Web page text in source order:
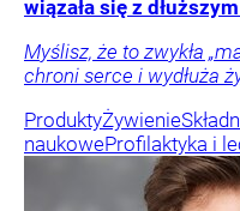
wiązała się z
Myślisz, że to zwykła
chroni serce i wydłuża
ProduktyŻywienie
naukoweProfilaktyka i